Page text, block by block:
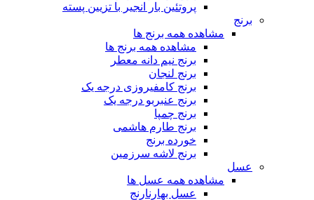
پروتئین بار انجیر با تزیین پسته
برنج
مشاهده همه برنج ها
مشاهده همه برنج ها
برنج نیم دانه معطر
برنج لنجان
برنج کامفیروزی درجه یک
برنج عنبربو درجه یک
برنج چمپا
برنج طارم هاشمی
خورده برنج
برنج لاشه سرزمین
عسل
مشاهده همه عسل ها
عسل بهارنارنج